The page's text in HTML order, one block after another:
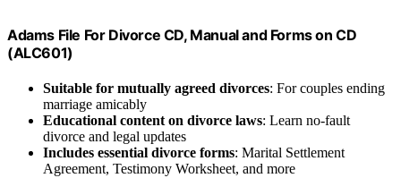
Adams File For Divorce CD, Manual and Forms on CD
(ALC601)
Suitable for mutually agreed divorces: For couples ending
marriage amicably
Educational content on divorce laws: Learn no-fault
divorce and legal updates
Includes essential divorce forms: Marital Settlement
Agreement, Testimony Worksheet, and more